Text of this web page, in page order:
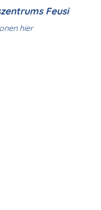
Feusi
hier